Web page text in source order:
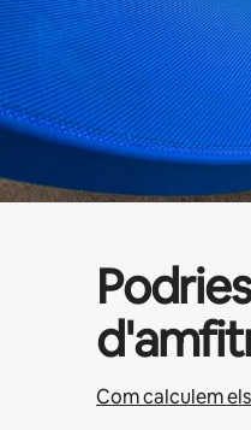
Com calculem